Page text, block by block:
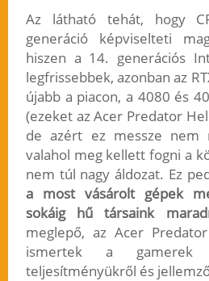
Az látható tehát, hogy
generáció képviselteti
hiszen a 14. generációs
legfrissebbek, azonban az
újabb a piacon, a 4080 és
(ezeket az Acer Predator
de azért ez messze nem
valahol meg kellett fogni a
nem túl nagy áldozat. Ez
a most vásárolt gépek
sokáig hű társaink
meglepő, az Acer
ismertek a gamerek
teljesítményükről és